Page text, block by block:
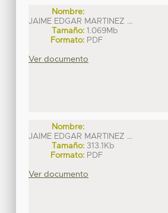
Nombre:
JAIME EDGAR MARTINEZ ...
Tamaño: 1.069Mb
Formato: PDF
Ver documento
Nombre:
JAIME EDGAR MARTINEZ ...
Tamaño: 313.1Kb
Formato: PDF
Ver documento